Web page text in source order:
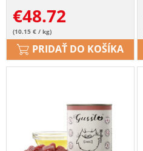
€48.72
(10.15 € / kg)
PRIDAŤ DO KOŠÍKA